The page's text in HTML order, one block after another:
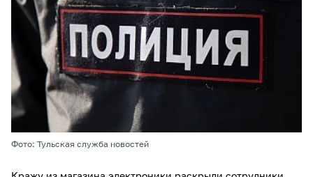
Фото: Тульская служба новостей